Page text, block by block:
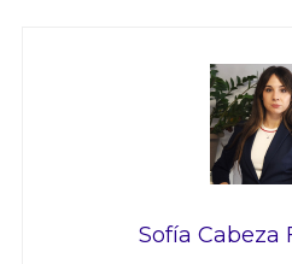
Sofía Cabeza